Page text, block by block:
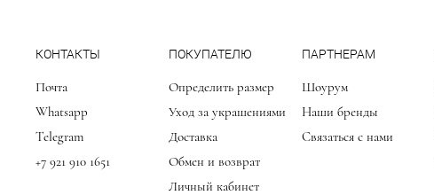
КОНТАКТЫ
Почта
Whatsapp
Telegram
+7 921 910 1651
ПОКУПАТЕЛЮ
Определить размер
Уход за украшениями
Доставка
Обмен и возврат
Личный кабинет
ПАРТНЕРАМ
Шоурум
Наши бренды
Связаться с нами